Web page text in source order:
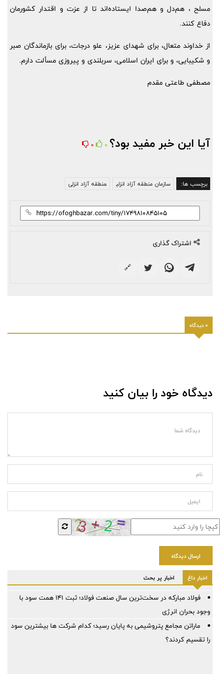
مسلح ، هم‌دل و هم‌صدا ایستاده‌اند تا از عزت و اقتدار کشورمان
دفاع کنند.
از خداوند متعال، برای شهدای عزیز، علو درجات، برای بازماندگان صبر
و شکیبایی، و برای ایران اسلامی، سربلندی و پیروزی مسألت دارم.
مصطفی طاعتی مقدم
آیا این خبر مفید بود؟ 0
0
برچسب ها: سازمان منطقه آزاد انزلی منطقه آزاد انزلی
اشتراک گذاری
🔗
0 دیدگاه
دیدگاه خود را بیان کنید
ارسال دیدگاه
اخبار داغ اخبار پر بحث
فولاد مبارکه در سخت‌ترین سال صنعت فولاد؛ ثبت ۱۴۱ همت سود با
وجود بحران انرژی
ماراتن مجامع پتروشیمی به پایان رسید؛ کدام شرکت ها بیشترین سود
را تقسیم کردند؟